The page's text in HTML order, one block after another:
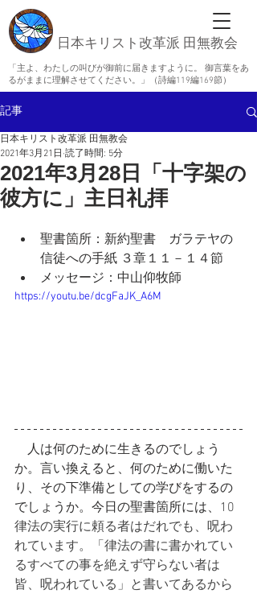
日本キリスト改革派 田無教会
「主よ、わたしの叫びが御前に届きますように。 御言葉をあ
るがままに理解させてください。」（詩編119編169節）
記事
2021年3月28日「十字架の
彼方に」主日礼拝
日本キリスト改革派 田無教会
2021年3月21日 読了時間: 5分
聖書箇所：新約聖書　ガラテヤの
信徒への手紙 ３ 章１１－１４節
メッセージ：中山仰牧師
https://youtu.be/dcgFaJK_A6M
人は何のために生きるのでしょう
か。言い換えると、何のために働いた
り、その下準備としての学びをするの
でしょうか。今日の聖書箇所には、 10
律法の実行に頼る者はだれでも、呪わ
れています。「律法の書に書かれてい
るすべての事を絶えず守らない者は
皆、呪われている」と書いてあるから